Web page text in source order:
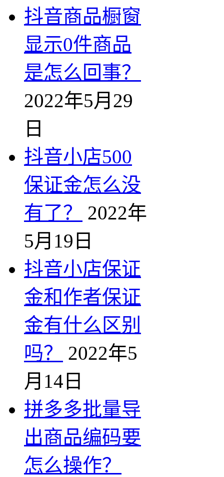
抖音商品橱窗
显示0件商品
是怎么回事？
2022年5月29
日
抖音小店500
保证金怎么没
有了？
2022年
5月19日
抖音小店保证
金和作者保证
金有什么区别
吗？
2022年5
月14日
拼多多批量导
出商品编码要
怎么操作？